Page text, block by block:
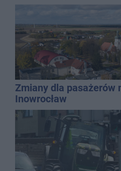
Zmiany dla pasażerów
Inowrocław